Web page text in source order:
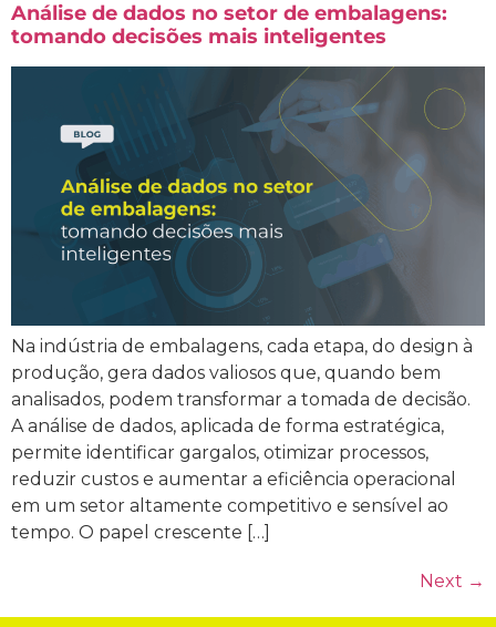
Análise de dados no setor de embalagens:
tomando decisões mais inteligentes
Na indústria de embalagens, cada etapa, do design à
produção, gera dados valiosos que, quando bem
analisados, podem transformar a tomada de decisão.
A análise de dados, aplicada de forma estratégica,
permite identificar gargalos, otimizar processos,
reduzir custos e aumentar a eficiência operacional
em um setor altamente competitivo e sensível ao
tempo. O papel crescente […]
Next →